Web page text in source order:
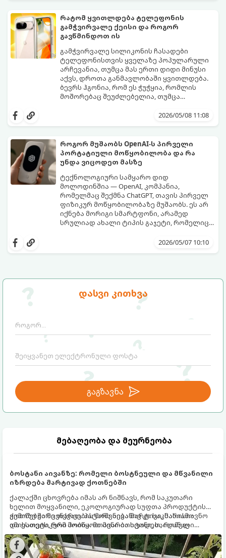
დასვი კითხვა
გაგზავნა
მებაღეობა და მეურნეობა
ბოსტანი აივანზე: რომელი ბოსტნეული და მწვანილი
იზრდება მარტივად ქოთნებში
ქალაქში ცხოვრება იმას არ ნიშნავს, რომ საკუთარი
ხელით მოყვანილი, ეკოლოგიურად სუფთა პროდუქტის
გემოზე უარი თქვათ. პატარა აივანიც კი საკმარისია
იმისათვის, რომ მოიწყოთ მინი-ბოსტანი, საიდანაც
ყოველდღიურად ახალ, არომატულ მწვანილსა და
ბოსტნეულს მოკრეფთ.
ქოთნებში მცენარეების მოშენება მარტივი, სასიამოვნო
და ესთეტიკური ჰობია. მთავარია იცოდეთ, რომელი
კულტურები ეგუებიან ქოთნის პირობებს ყველაზე კარგად
და როგორ მოუაროთ მათ სწორად.
რატომ ყვითლდება ტელეფონის
გამჭვირვალე ქეისი და როგორ
გავწმინდოთ ის
გამჭვირვალე სილიკონის ჩასადები
ტელეფონისთვის ყველაზე პოპულარული
არჩევანია, თუმცა მას ერთი დიდი მინუსი
აქვს, დროთა განმავლობაში ყვითლდება.
ბევრს ჰგონია, რომ ეს ჭუჭყია, რომლის
მოშორებაც შეუძლებელია, თუმცა
პირვანდელ სახეს დაუბრუნებს.2026/05/08 11:08
როგორ მუშაობს OpenAI-ს პირველი
პორტატიული მოწყობილობა და რა
უნდა ვიცოდეთ მასზე
ტექნოლოგიური სამყარო დიდ
მოლოდინშია — OpenAI, კომპანია,
რომელმაც შექმნა ChatGPT, თავის პირველ
ფიზიკურ მოწყობილობაზე მუშაობს. ეს არ
იქნება მორიგი სმარტფონი, არამედ
სრულიად ახალი ტიპის გაჯეტი, რომელიც
დეტალებია ცნობილი ამ მოწყობილობის
2026/05/07 10:10